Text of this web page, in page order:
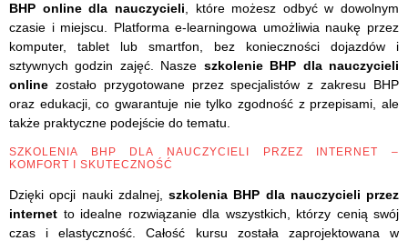
BHP online dla nauczycieli , które możesz odbyć w dowolnym
czasie i miejscu. Platforma e-learningowa umożliwia naukę przez
komputer, tablet lub smartfon, bez konieczności dojazdów i
sztywnych godzin zajęć. Nasze szkolenie BHP dla nauczycieli
online zostało przygotowane przez specjalistów z zakresu BHP
oraz edukacji, co gwarantuje nie tylko zgodność z przepisami, ale
także praktyczne podejście do tematu.
SZKOLENIA BHP DLA NAUCZYCIELI PRZEZ INTERNET –
KOMFORT I SKUTECZNOŚĆ
Dzięki opcji nauki zdalnej, szkolenia BHP dla nauczycieli przez
internet to idealne rozwiązanie dla wszystkich, którzy cenią swój
czas i elastyczność. Całość kursu została zaprojektowana w